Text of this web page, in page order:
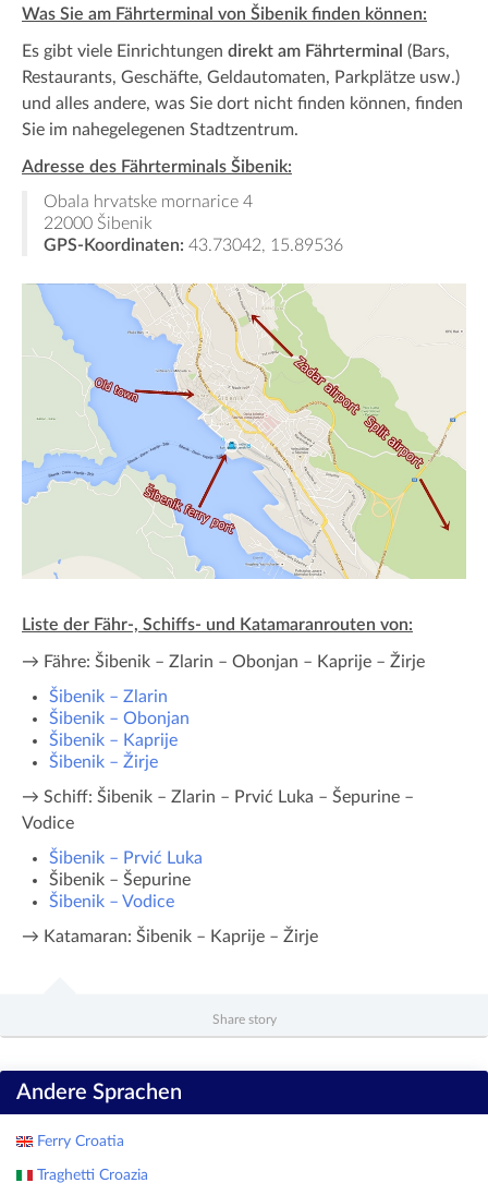
Was Sie am Fährterminal von Šibenik finden können:
Es gibt viele Einrichtungen direkt am Fährterminal (Bars,
Restaurants, Geschäfte, Geldautomaten, Parkplätze usw.)
und alles andere, was Sie dort nicht finden können, finden
Sie im nahegelegenen Stadtzentrum.
Adresse des Fährterminals Šibenik:
Obala hrvatske mornarice 4
22000 Šibenik
GPS-Koordinaten: 43.73042, 15.89536
Liste der Fähr-, Schiffs- und Katamaranrouten von:
→ Fähre: Šibenik – Zlarin – Obonjan – Kaprije – Žirje
Šibenik – Zlarin
Šibenik – Obonjan
Šibenik – Kaprije
Šibenik – Žirje
→ Schiff: Šibenik – Zlarin – Prvić Luka – Šepurine –
Vodice
Šibenik – Prvić Luka
Šibenik – Šepurine
Šibenik – Vodice
→ Katamaran: Šibenik – Kaprije – Žirje
Share story
Andere Sprachen
Ferry Croatia
Traghetti Croazia